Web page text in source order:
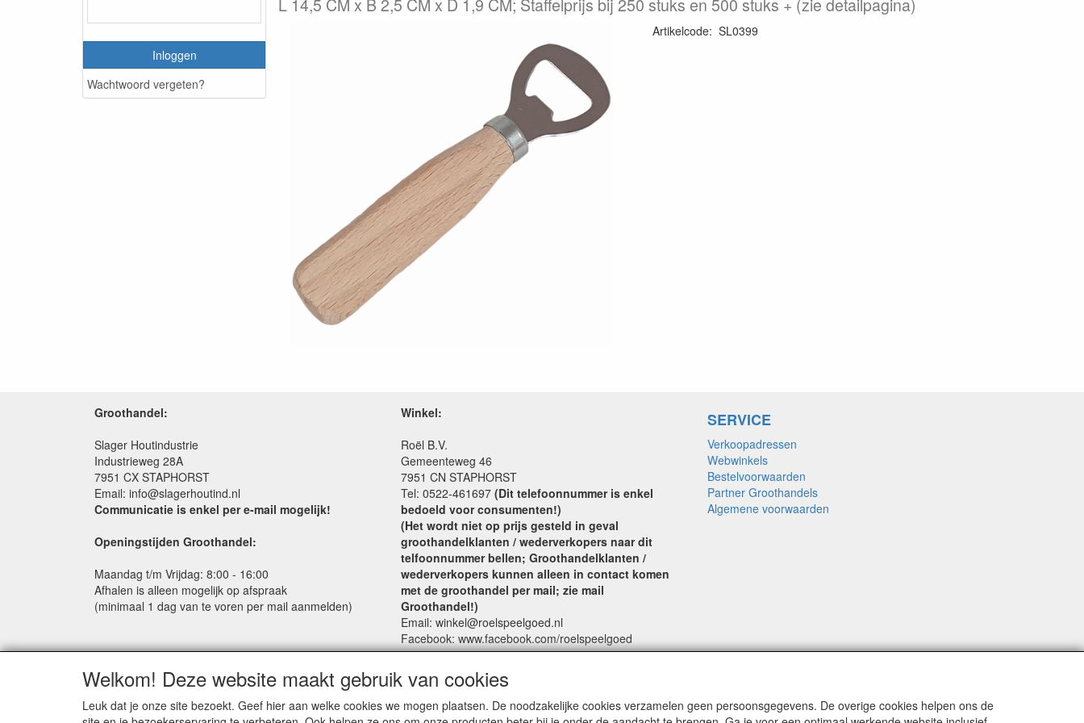
Inloggen
Wachtwoord vergeten?
L 14,5 CM x B 2,5 CM x D 1,9 CM; Staffelprijs bij 250 stuks en 500 stuks + (zie detailpagina)
Artikelcode: SL0399
Groothandel:
Slager Houtindustrie
Industrieweg 28A
7951 CX STAPHORST
Email: info@slagerhoutind.nl
Communicatie is enkel per e-mail mogelijk!
Openingstijden Groothandel:
Maandag t/m Vrijdag: 8:00 - 16:00
Afhalen is alleen mogelijk op afspraak
(minimaal 1 dag van te voren per mail aanmelden)
Winkel:
Roël B.V.
Gemeenteweg 46
7951 CN STAPHORST
Tel: 0522-461697 (Dit telefoonnummer is enkel
bedoeld voor consumenten!)
(Het wordt niet op prijs gesteld in geval
groothandelklanten / wederverkopers naar dit
telfoonnummer bellen; Groothandelklanten /
wederverkopers kunnen alleen in contact komen
met de groothandel per mail; zie mail
Groothandel!)
Email: winkel@roelspeelgoed.nl
Facebook: www.facebook.com/roelspeelgoed
Openingstijden Winkel:
Maandag t/m Vrijdag: 9:00 - 17:30
Zaterdag: 9:00 - 17:00
SERVICE
Verkoopadressen
Webwinkels
Bestelvoorwaarden
Partner Groothandels
Algemene voorwaarden
Welkom! Deze website maakt gebruik van cookies
Leuk dat je onze site bezoekt. Geef hier aan welke cookies we mogen plaatsen. De noodzakelijke cookies verzamelen geen persoonsgegevens. De overige cookies helpen ons de